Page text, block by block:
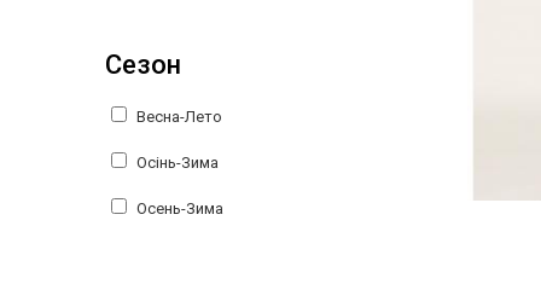
Сезон
Весна-Лето
Осінь-Зима
Осень-Зима